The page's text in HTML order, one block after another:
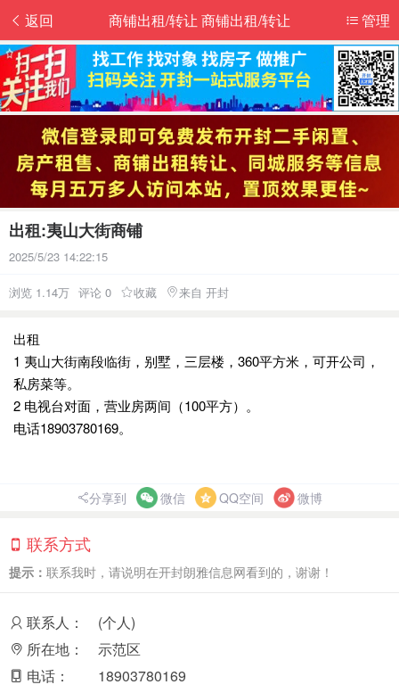
返回 管理
商铺出租/转让 商铺出租/转让
出租:夷山大街商铺
2025/5/23 14:22:15
浏览 1.14万 评论 0 收藏 来自 开封
出租
1 夷山大街南段临街，别墅，三层楼，360平方米，可开公司，
私房菜等。
2 电视台对面，营业房两间（100平方）。
电话18903780169。
分享到 微信 QQ空间 微博
联系方式
提示： 联系我时，请说明在开封朗雅信息网看到的，谢谢！
联系人：
(个人)
所在地：
示范区
电话：
18903780169